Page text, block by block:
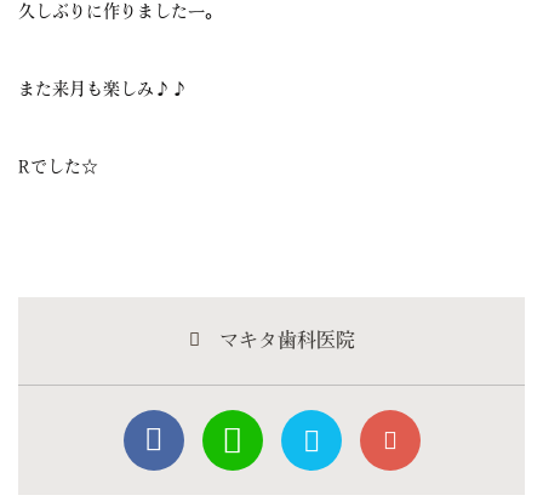
久しぶりに作りましたー。
また来月も楽しみ♪♪
Rでした☆
マキタ歯科医院